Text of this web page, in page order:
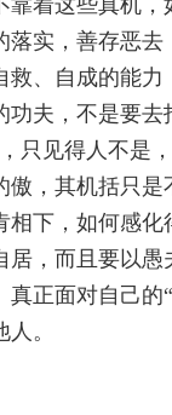
着这些真机
实，善存恶
、自成的能
夫，不是要
只见得人不是
，其机括只是
下，如何感化
，而且要以
正面对自己的
。